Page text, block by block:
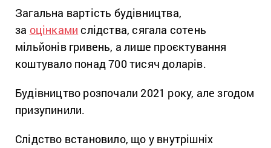
Загальна вартість будівництва,
за оцінками слідства, сягала сотень
мільйонів гривень, а лише проєктування
коштувало понад 700 тисяч доларів.
Будівництво розпочали 2021 року, але згодом
призупинили.
Слідство встановило, що у внутрішніх